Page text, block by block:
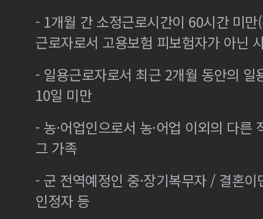
- 1개월 간 소정근로시간이 60시간 미
근로자로서 고용보험 피보험자가 아닌
- 일용근로자로서 최근 2개월 동안의 일
10일 미만
- 농·어업인으로서 농·어업 이외의 다른
그 가족
- 군 전역예정인 중·장기복무자 / 결혼
인정자 등